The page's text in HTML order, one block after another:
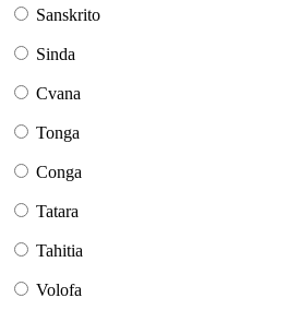
Sanskrito
Sinda
Cvana
Tonga
Conga
Tatara
Tahitia
Volofa